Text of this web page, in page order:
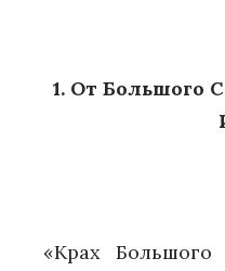
1. От Большого
«Крах